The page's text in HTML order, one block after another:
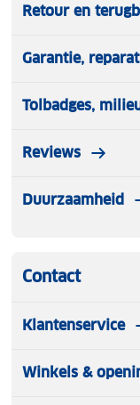
Retour en
Garantie,
Tolbadges,
Reviews
Duurzaamheid
Contact
Klantenservice
Winkels &